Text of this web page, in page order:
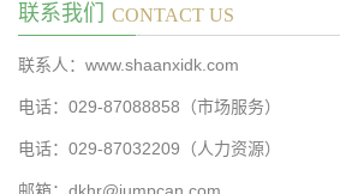
联系我们 CONTACT US
联系人：www.shaanxidk.com
电话：029-87088858（市场服务）
电话：029-87032209（人力资源）